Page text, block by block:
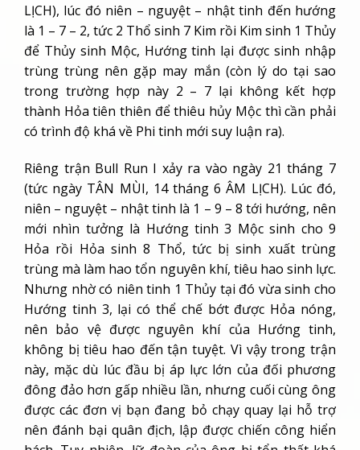
LỊCH), lúc đó niên – nguyệt – nhật tinh đến hướng
là 1 – 7 – 2, tức 2 Thổ sinh 7 Kim rồi Kim sinh 1 Thủy
để Thủy sinh Mộc, Hướng tinh lại được sinh nhập
trùng trùng nên gặp may mắn (còn lý do tại sao
trong trường hợp này 2 – 7 lại không kết hợp
thành Hỏa tiên thiên để thiêu hủy Mộc thì cần phải
có trình độ khá về Phi tinh mới suy luận ra).
Riêng trận Bull Run I xảy ra vào ngày 21 tháng 7
(tức ngày TÂN MÙI, 14 tháng 6 ÂM LỊCH). Lúc đó,
niên – nguyệt – nhật tinh là 1 – 9 – 8 tới hướng, nên
mới nhìn tưởng là Hướng tinh 3 Mộc sinh cho 9
Hỏa rồi Hỏa sinh 8 Thổ, tức bị sinh xuất trùng
trùng mà làm hao tổn nguyên khí, tiêu hao sinh lực.
Nhưng nhờ có niên tinh 1 Thủy tại đó vừa sinh cho
Hướng tinh 3, lại có thể chế bớt được Hỏa nóng,
nên bảo vệ được nguyên khí của Hướng tinh,
không bị tiêu hao đến tận tuyệt. Vì vậy trong trận
này, mặc dù lúc đầu bị áp lực lớn của đối phương
đông đảo hơn gấp nhiều lần, nhưng cuối cùng ông
được các đơn vị bạn đang bỏ chạy quay lại hỗ trợ
nên đánh bại quân địch, lập được chiến công hiển